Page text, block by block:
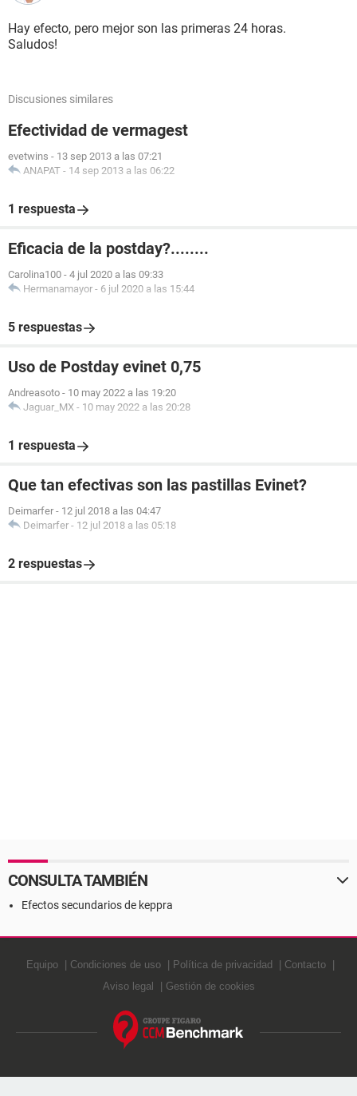
Hay efecto, pero mejor son las primeras 24 horas.
Saludos!
Discusiones similares
Efectividad de vermagest
evetwins - 13 sep 2013 a las 07:21
ANAPAT - 14 sep 2013 a las 06:22
1 respuesta
Eficacia de la postday?........
Carolina100 - 4 jul 2020 a las 09:33
Hermanamayor - 6 jul 2020 a las 15:44
5 respuestas
Uso de Postday evinet 0,75
Andreasoto - 10 may 2022 a las 19:20
Jaguar_MX - 10 may 2022 a las 20:28
1 respuesta
Que tan efectivas son las pastillas Evinet?
Deimarfer - 12 jul 2018 a las 04:47
Deimarfer - 12 jul 2018 a las 05:18
2 respuestas
CONSULTA TAMBIÉN
Efectos secundarios de keppra
Equipo Condiciones de uso Política de privacidad
Contacto
Aviso legal
Gestión de cookies